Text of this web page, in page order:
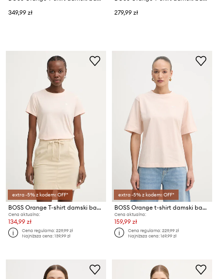
349,99 zł
279,99 zł
extra -5% z kodem: OFF*
BOSS Orange T-shirt damski bawełniany C_Esogo_3
Cena aktualna:
134,99 zł
Cena regularna:229,99 zł
Najniższa cena:139,99 zł
extra -5% z kodem: OFF*
BOSS Orange t-shirt damski bawełniany C Eregular 6
Cena aktualna:
159,99 zł
Cena regularna:229,99 zł
Najniższa cena:169,99 zł